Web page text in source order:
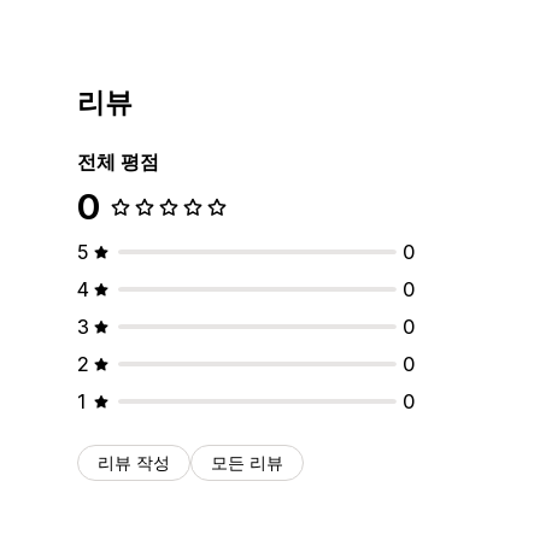
리뷰
전체 평점
0
5
0
4
0
3
0
2
0
1
0
리뷰 작성 모든 리뷰